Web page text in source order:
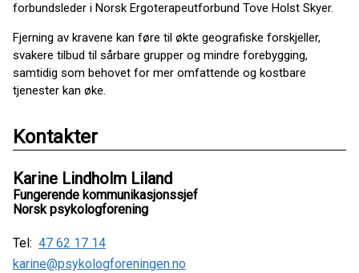
forbundsleder i Norsk Ergoterapeutforbund Tove Holst Skyer.
Fjerning av kravene kan føre til økte geografiske forskjeller,
svakere tilbud til sårbare grupper og mindre forebygging,
samtidig som behovet for mer omfattende og kostbare
tjenester kan øke.
Kontakter
Karine Lindholm Liland
Fungerende kommunikasjonssjef
Norsk psykologforening
Tel: 47 62 17 14
karine@psykologforeningen.no